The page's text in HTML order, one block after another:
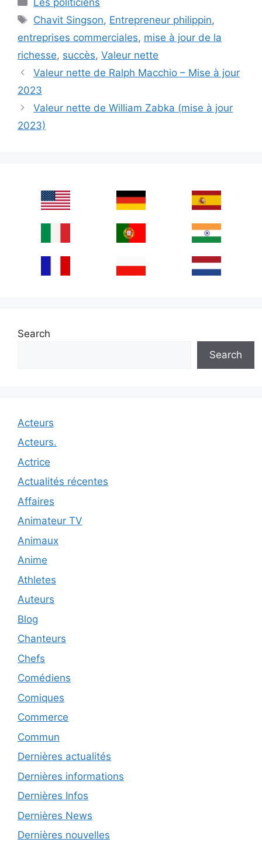
Les politiciens
Tags
Chavit Singson, Entrepreneur philippin,
entreprises commerciales, mise à jour de la
richesse, succès, Valeur nette
Valeur nette de Ralph Macchio – Mise à jour
2023
Valeur nette de William Zabka (mise à jour
2023)
Search
Search
Acteurs
Acteurs.
Actrice
Actualités récentes
Affaires
Animateur TV
Animaux
Anime
Athletes
Auteurs
Blog
Chanteurs
Chefs
Comédiens
Comiques
Commerce
Commun
Dernières actualités
Dernières informations
Dernières Infos
Dernières News
Dernières nouvelles